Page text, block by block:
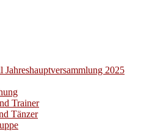
Jahreshauptversammlung 2025
Trainer
Tänzer